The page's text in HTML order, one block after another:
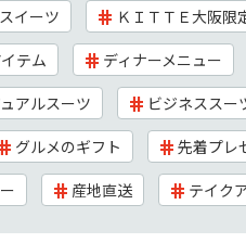
スイーツ ＫＩＴＴＥ大阪限
テム ディナーメニュー
アルスーツ ビジネススー
グルメのギフト 先着プレ
産地直送 テイク